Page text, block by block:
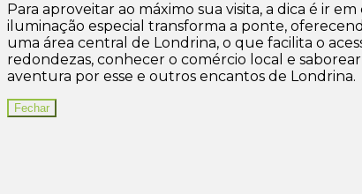
Para aproveitar ao máximo sua visita, a dica é ir
iluminação especial transforma a ponte,
uma área central de Londrina, o que facilita o
redondezas, conhecer o comércio local e
aventura por esse e outros encantos de Londrina.
Fechar